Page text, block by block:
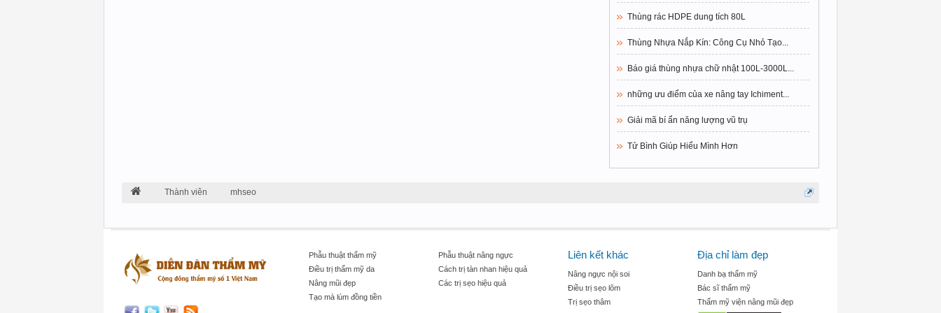
Thùng rác HDPE dung tích 80L
Thùng Nhựa Nắp Kín: Công Cụ Nhỏ Tạo...
Báo giá thùng nhựa chữ nhật 100L-3000L...
những ưu điểm của xe nâng tay Ichiment...
Giải mã bí ẩn năng lượng vũ trụ
Tử Bình Giúp Hiểu Mình Hơn
Thành viên mhseo
Phẫu thuật thẩm mỹ
Điều trị thẩm mỹ da
Nâng mũi đẹp
Tạo mà lúm đồng tiền
Phẫu thuật nâng ngực
Cách trị tàn nhan hiệu quả
Các trị sẹo hiệu quả
Liên kết khác
Nâng ngực nội soi
Điều trị sẹo lõm
Trị sẹo thâm
Địa chỉ làm đẹp
Danh bạ thẩm mỹ
Bác sĩ thẩm mỹ
Thẩm mỹ viện nâng mũi đẹp